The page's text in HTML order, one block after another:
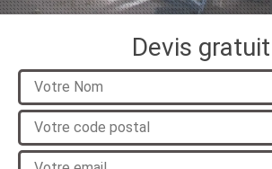
Devis gratuit